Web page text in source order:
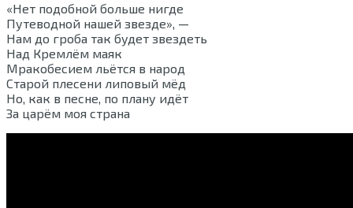
«Нет подобной больше нигде
Путеводной нашей звезде», —
Нам до гроба так будет звездеть
Над Кремлём маяк
Мракобесием льётся в народ
Старой плесени липовый мёд
Но, как в песне, по плану идёт
За царём моя страна